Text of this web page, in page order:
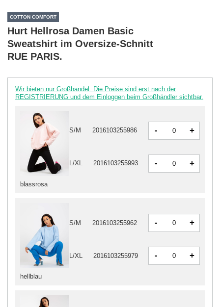
COTTON COMFORT
Hurt Hellrosa Damen Basic
Sweatshirt im Oversize-Schnitt
RUE PARIS.
Wir bieten nur Großhandel. Die Preise sind erst nach der
REGISTRIERUNG und dem Einloggen beim Großhändler sichtbar.
hellblau
S/M 2016103255962 - +
L/XL 2016103255979 - +
blassrosa
S/M 2016103255986 - +
L/XL 2016103255993 - +